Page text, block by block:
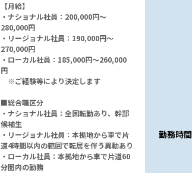
【月給】
・ナショナル社員：200,000円～
280,000円
・リージョナル社員：190,000円～
270,000円
・ローカル社員：185,000円～260,000
円
※ご経験等により決定します
■総合職区分
・ナショナル社員：全国転勤あり、幹部
候補生
・リージョナル社員：本拠地から車で片
道4時間以内の範囲で転居を伴う異動あり
・ローカル社員：本拠地から車で片道60
分圏内の勤務
勤務時間